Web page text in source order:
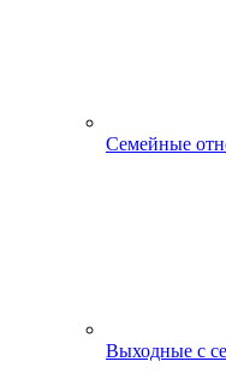
Семейные
Выходные с